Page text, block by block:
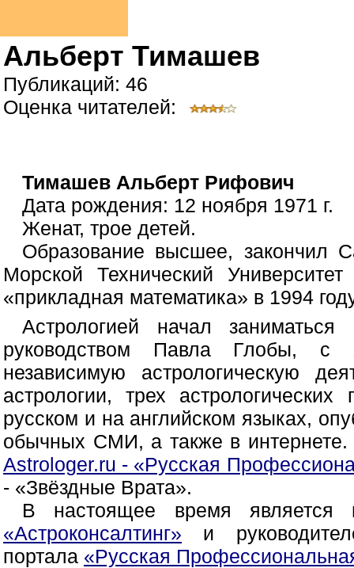
Альберт Тимашев
Публикаций: 46
Оценка читателей:
Тимашев Альберт Рифович
Дата рождения: 12 ноября 1971 г.
Женат, трое детей.
Образование высшее, закончил
Морской Технический
«прикладная математика» в 1994
Астрологией начал
руководством Павла Глобы, с
независимую астрологическую
астрологии, трех
русском и на английском языках,
обычных СМИ, а также в интернете.
Astrologer.ru - «Русская
- «Звёздные Врата».
В настоящее время является
«Астроконсалтинг» и
портала «Русская